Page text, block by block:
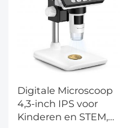
Digitale Microscoop
4,3-inch IPS voor
Kinderen en STEM,